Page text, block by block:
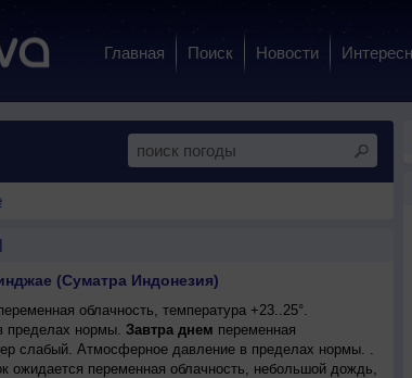
Главная Поиск Новости
(Суматра Индонезия)
облачность, температура +23..25°.
пределах нормы. Завтра днем переменная
слабый. Атмосферное давление в пределах нормы. .
ожидается переменная облачность, небольшой дождь,